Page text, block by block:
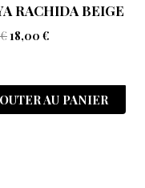
RACHIDA BEIGE
€18,00 €
AU PANIER